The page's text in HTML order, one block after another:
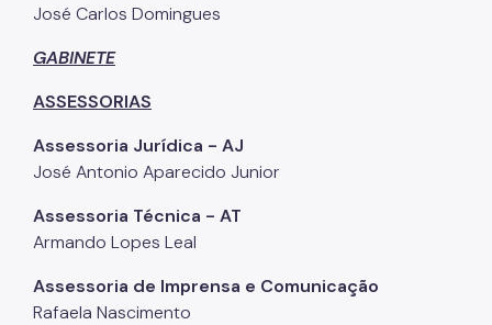
Legislações
Notícias
Imprensa
José Carlos Domingues
GABINETE
ASSESSORIAS
Assessoria Jurídica - AJ
José Antonio Aparecido Junior
Assessoria Técnica - AT
Armando Lopes Leal
Assessoria de Imprensa e Comunicação
Rafaela Nascimento